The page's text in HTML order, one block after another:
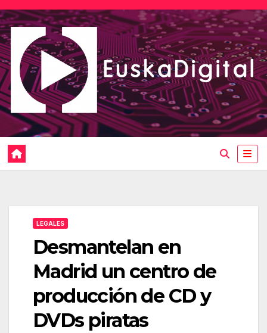
Saltar
al
contenido
LEGALES
Desmantelan en
Madrid un centro de
producción de CD y
DVDs piratas